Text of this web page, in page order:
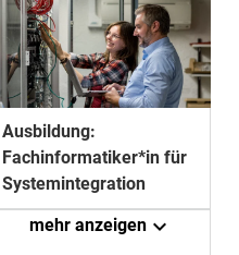
Ausbildung:
Fachinformatiker*in für
Systemintegration
mehr anzeigenexpand_more